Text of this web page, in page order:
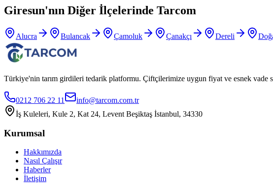
Giresun'nın Diğer İlçelerinde Tarcom
Alucra Bulancak Çamoluk Çanakçı Dereli
Türkiye'nin tarım girdileri tedarik platformu. Çiftçilerimize uygun fiyat ve esnek vade
0212 706 22 11
info@tarcom.com.tr
İş Kuleleri, Kule 2, Kat 24, Levent Beşiktaş İstanbul, 34330
Kurumsal
Hakkımızda
Nasıl Çalışır
Haberler
İletişim